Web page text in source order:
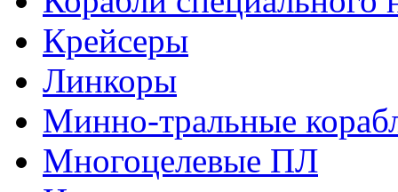
Крейсеры
Линкоры
Минно-тральные
Многоцелевые ПЛ